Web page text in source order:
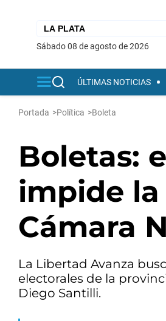
sábado 08 de agosto de 2026
ÚLTIMAS NOTICIAS
Portada >Política >Boleta
Boletas:
impide
Cámara
La Libertad Avanza
electorales de la
Diego Santilli.